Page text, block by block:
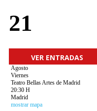
21
VER ENTRADAS
Agosto
Viernes
Teatro Bellas Artes de Madrid
20:30 H
Madrid
mostrar mapa